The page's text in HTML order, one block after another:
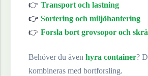
👉 Transport och lastning
👉 Sortering och miljöhantering
👉 Forsla bort grovsopor och
Behöver du även hyra container?
kombineras med bortforsling.